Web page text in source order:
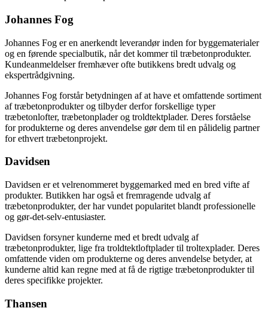
Johannes Fog
Johannes Fog er en anerkendt leverandør inden for byggematerialer
og en førende specialbutik, når det kommer til træbetonprodukter.
Kundeanmeldelser fremhæver ofte butikkens bredt udvalg og
ekspertrådgivning.
Johannes Fog forstår betydningen af at have et omfattende sortiment
af træbetonprodukter og tilbyder derfor forskellige typer
træbetonlofter, træbetonplader og troldtektplader. Deres forståelse
for produkterne og deres anvendelse gør dem til en pålidelig partner
for ethvert træbetonprojekt.
Davidsen
Davidsen er et velrenommeret byggemarked med en bred vifte af
produkter. Butikken har også et fremragende udvalg af
træbetonprodukter, der har vundet popularitet blandt professionelle
og gør-det-selv-entusiaster.
Davidsen forsyner kunderne med et bredt udvalg af
træbetonprodukter, lige fra troldtektloftplader til troltexplader. Deres
omfattende viden om produkterne og deres anvendelse betyder, at
kunderne altid kan regne med at få de rigtige træbetonprodukter til
deres specifikke projekter.
Thansen